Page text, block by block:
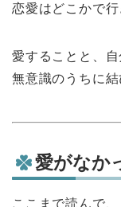
恋愛はどこかで行
愛することと、自
無意識のうちに結
愛がなか
ここまで読んで、